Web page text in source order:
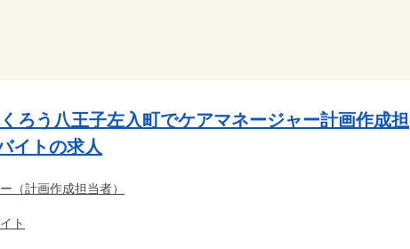
ろう八王子左入町でケアマネージャー計画作成担
イトの求人
（計画作成担当者）
ト